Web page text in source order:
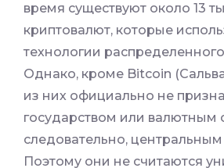
время существуют около 13
криптовалют, которые
технологии
Однако, кроме Bitcoin
из них официально не
государством или валютным
следовательно,
Поэтому они не считаются